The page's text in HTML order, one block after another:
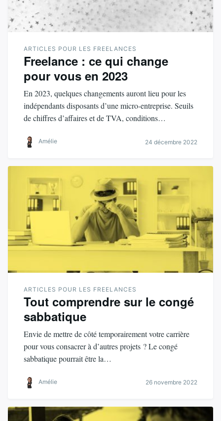
ARTICLES POUR LES FREELANCES
Freelance : ce qui change
pour vous en 2023
En 2023, quelques changements auront lieu pour les
indépendants disposants d’une micro-entreprise. Seuils
de chiffres d’affaires et de TVA, conditions…
Amélie 24 décembre 2022
ARTICLES POUR LES FREELANCES
Tout comprendre sur le congé
sabbatique
Envie de mettre de côté temporairement votre carrière
pour vous consacrer à d’autres projets ? Le congé
sabbatique pourrait être la…
Amélie 26 novembre 2022